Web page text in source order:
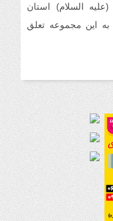
السلام) استان
این مجموعه تعلق